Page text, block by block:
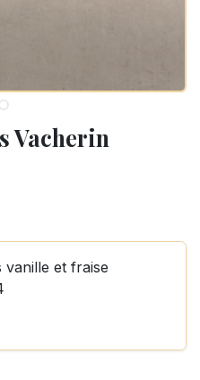
Vacherin
vanille et fraise